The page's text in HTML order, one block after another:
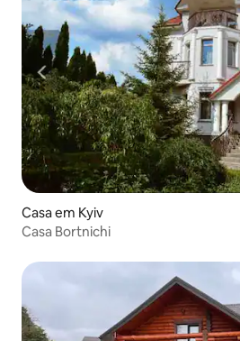
Casa em Kyiv
Casa Bortnichi